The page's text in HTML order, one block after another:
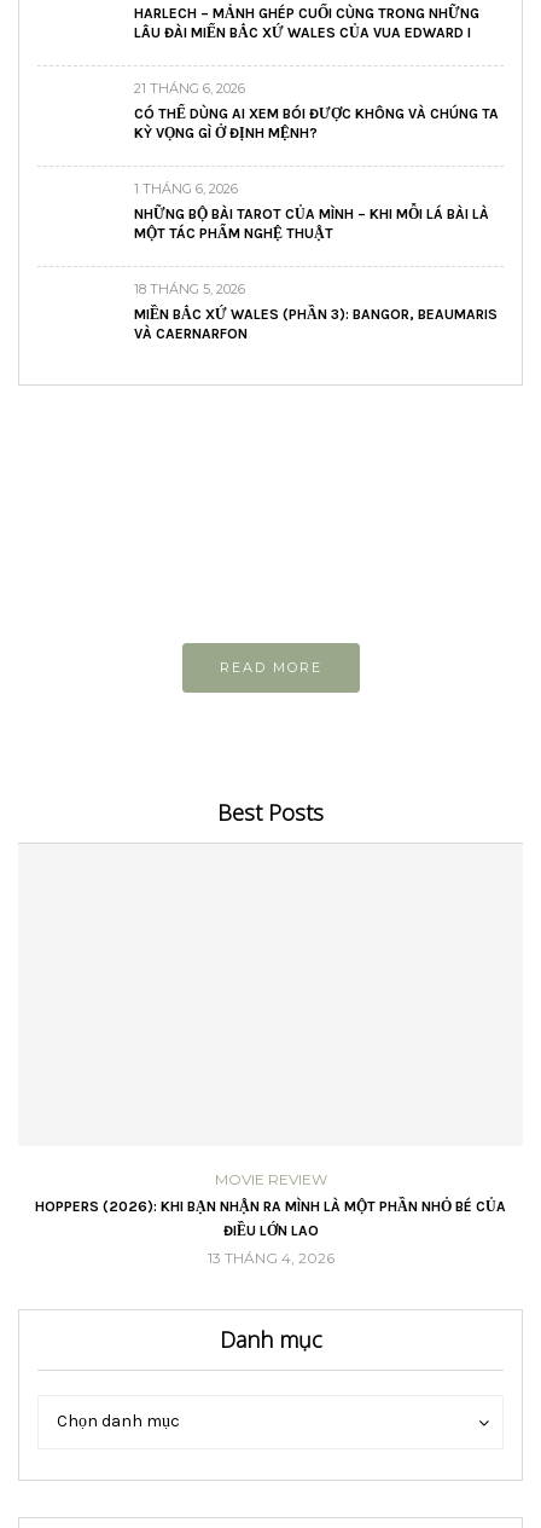
HARLECH – MẢNH GHÉP CUỐI CÙNG TRONG NHỮNG
LÂU ĐÀI MIẾN BẮC XỨ WALES CỦA VUA EDWARD I
21 THÁNG 6, 2026
CÓ THỂ DÙNG AI XEM BÓI ĐƯỢC KHÔNG VÀ CHÚNG TA
KỲ VỌNG GÌ Ở ĐỊNH MỆNH?
1 THÁNG 6, 2026
NHỮNG BỘ BÀI TAROT CỦA MÌNH – KHI MỖI LÁ BÀI LÀ
MỘT TÁC PHẨM NGHỆ THUẬT
18 THÁNG 5, 2026
MIỀN BẮC XỨ WALES (PHẦN 3): BANGOR, BEAUMARIS
VÀ CAERNARFON
READ MORE
Best Posts
MOVIE REVIEW
HOPPERS (2026): KHI BẠN NHẬN RA MÌNH LÀ MỘT PHẦN NHỎ BÉ CỦA
ĐIỀU LỚN LAO
13 THÁNG 4, 2026
Danh mục
Danh
Chọn danh mục
Danh